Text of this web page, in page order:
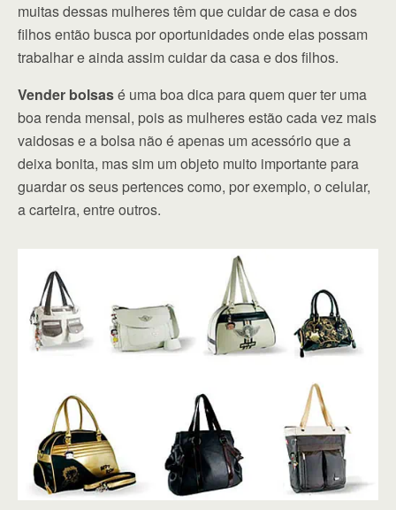
muitas dessas mulheres têm que cuidar de casa e dos
filhos então busca por oportunidades onde elas possam
trabalhar e ainda assim cuidar da casa e dos filhos.
Vender bolsasé uma boa dica para quem quer ter uma
boa renda mensal, pois as mulheres estão cada vez mais
vaidosas e a bolsa não é apenas um acessório que a
deixa bonita, mas sim um objeto muito importante para
guardar os seus pertences como, por exemplo, o celular,
a carteira, entre outros.